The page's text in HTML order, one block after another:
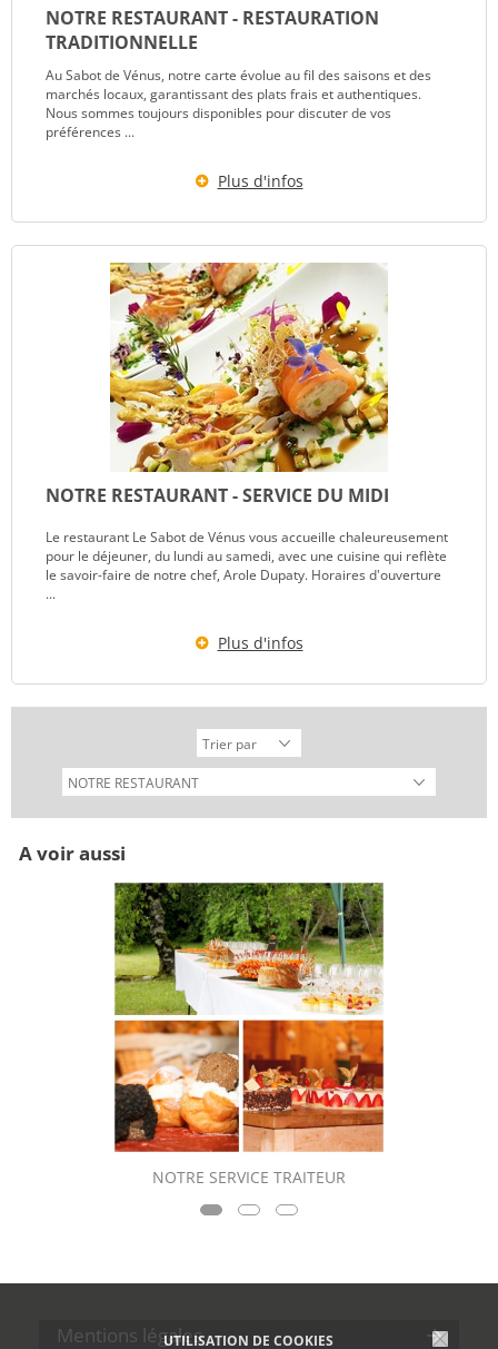
UTILISATION DE COOKIES
NOTRE RESTAURANT - RESTAURATION
TRADITIONNELLE
Au Sabot de Vénus, notre carte évolue au fil des saisons et des
marchés locaux, garantissant des plats frais et authentiques.
Nous sommes toujours disponibles pour discuter de vos
préférences ...
Plus d'infos
NOTRE RESTAURANT - SERVICE DU MIDI
Le restaurant Le Sabot de Vénus vous accueille chaleureusement
pour le déjeuner, du lundi au samedi, avec une cuisine qui reflète
le savoir-faire de notre chef, Arole Dupaty. Horaires d'ouverture
...
Plus d'infos
A voir aussi
NOTRE SERVICE TRAITEUR
Mentions légales